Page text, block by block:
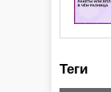
Теги